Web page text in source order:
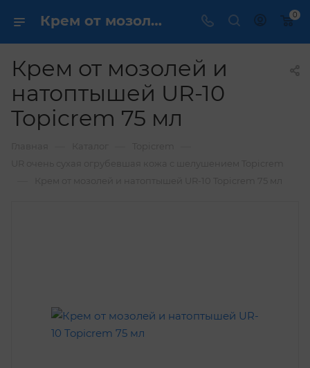
Крем от мозолей и натоптышей UR-10 Topicrem 75 мл купить по выгодной цене в интернет магазине 0
Крем от мозолей и
натоптышей UR-10
Topicrem 75 мл